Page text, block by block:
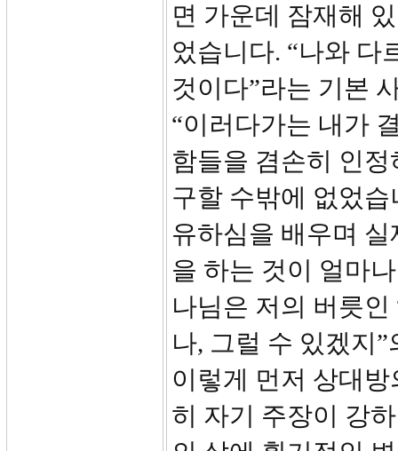
면 가운데 잠재해
었습니다. “나와 다
것이다”라는 기본
“이러다가는 내가
함들을 겸손히 인
구할 수밖에 없었
유하심을 배우며
을 하는 것이 얼마
나님은 저의 버릇
나, 그럴 수 있겠지
이렇게 먼저 상대
히 자기 주장이 강